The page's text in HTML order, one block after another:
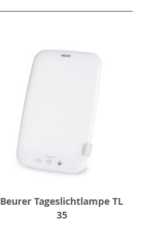
Beurer Tageslichtlampe TL
35